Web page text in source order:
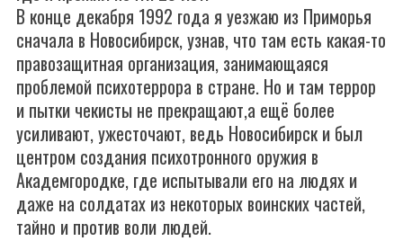
В конце декабря 1992 года я уезжаю из Приморья
сначала в Новосибирск, узнав, что там есть какая-то
правозащитная организация, занимающаяся
проблемой психотеррора в стране. Но и там террор
и пытки чекисты не прекращают,а ещё более
усиливают, ужесточают, ведь Новосибирск и был
центром создания психотронного оружия в
Академгородке, где испытывали его на людях и
даже на солдатах из некоторых воинских частей,
тайно и против воли людей.